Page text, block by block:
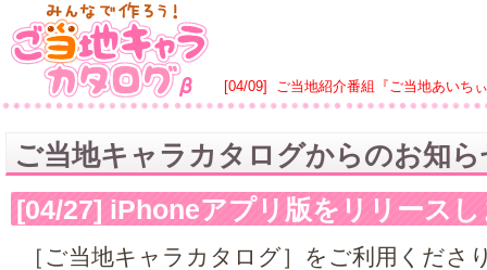
[04/09] ご当地紹介番組『ご当地あいち
ご当地キャラカタログからのお知
[04/27] iPhoneアプリ版をリリース
［ご当地キャラカタログ］をご利用くださ